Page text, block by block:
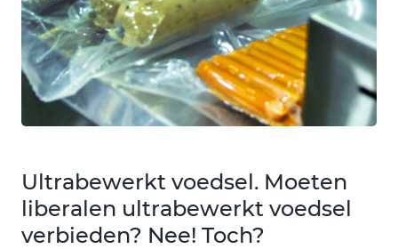
Ultrabewerkt voedsel. Moeten
liberalen ultrabewerkt voedsel
verbieden? Nee! Toch?